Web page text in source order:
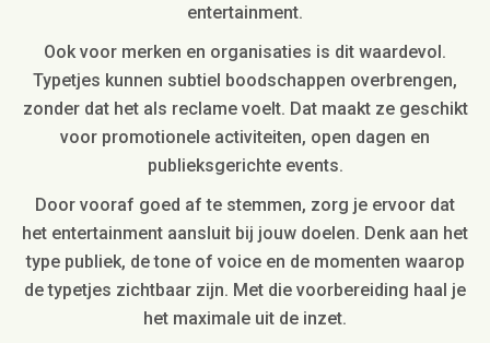
entertainment.
Ook voor merken en organisaties is dit waardevol.
Typetjes kunnen subtiel boodschappen overbrengen,
zonder dat het als reclame voelt. Dat maakt ze geschikt
voor promotionele activiteiten, open dagen en
publieksgerichte events.
Door vooraf goed af te stemmen, zorg je ervoor dat
het entertainment aansluit bij jouw doelen. Denk aan het
type publiek, de tone of voice en de momenten waarop
de typetjes zichtbaar zijn. Met die voorbereiding haal je
het maximale uit de inzet.